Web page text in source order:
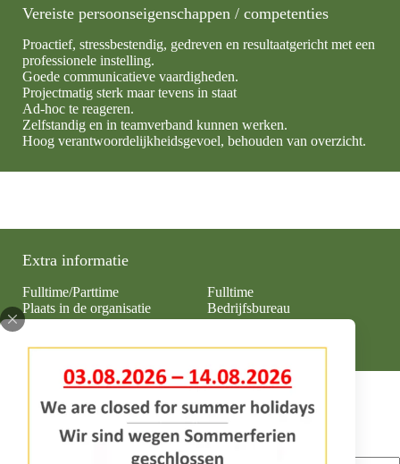
Vereiste persoonseigenschappen / competenties
Proactief, stressbestendig, gedreven en resultaatgericht met een
professionele instelling.
Goede communicatieve vaardigheden.
Projectmatig sterk maar tevens in staat
Ad-hoc te reageren.
Zelfstandig en in teamverband kunnen werken.
Hoog verantwoordelijkheidsgevoel, behouden van overzicht.
Extra informatie
Fulltime/Parttime
Fulltime
Plaats in de organisatie
Bedrijfsbureau
Afdeling
Inkoop
Direct solliciteren